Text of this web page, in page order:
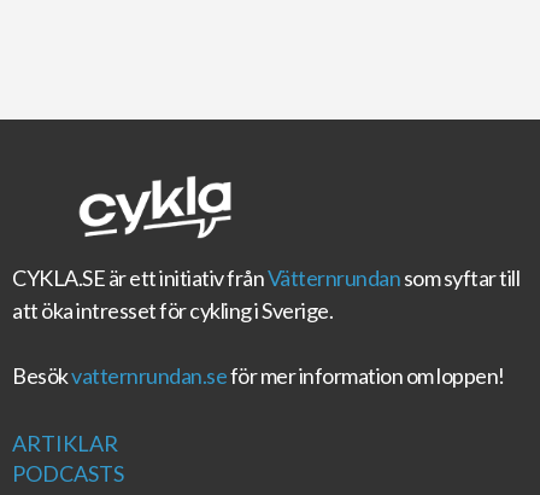
CYKLA.SEär ett initiativ frånVätternrundansom syftar till
att öka intresset för cykling i Sverige.
Besökvatternrundan.seför mer information om loppen!
ARTIKLAR
PODCASTS